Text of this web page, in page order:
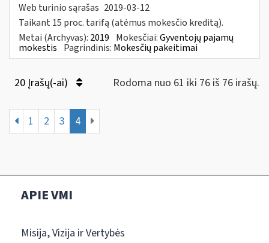
Web turinio sąrašas 2019-03-12
Taikant 15 proc. tarifą (atėmus mokesčio kreditą).
Metai (Archyvas): 2019 Mokesčiai:Gyventojų pajamų
mokestis Pagrindinis: Mokesčių pakeitimai
20 Įrašų(-ai) Rodoma nuo 61 iki 76 iš 76 irašų.
1 2 3 4
APIE VMI
Misija, Vizija ir Vertybės